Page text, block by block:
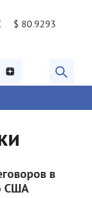
$ 80.9293
в
США